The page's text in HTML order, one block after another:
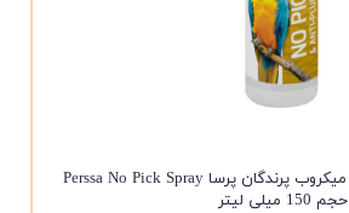
اسپری ضد پرکنی و ضد میکروب پرندگان پرسا Perssa No Pick Spray
حجم 150 میلی لیتر